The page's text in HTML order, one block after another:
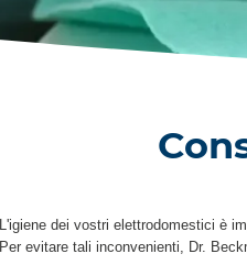
L'igiene dei vostri elettrodomestici è
Per evitare tali inconvenienti, Dr.